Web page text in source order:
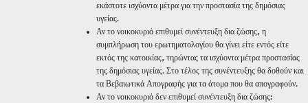
εκάστοτε ισχύοντα μέτρα για την προστασία της δημόσιας
υγείας.
Αν το νοικοκυριό επιθυμεί συνέντευξη δια ζώσης, η
συμπλήρωση του ερωτηματολογίου θα γίνει είτε εντός είτε
εκτός της κατοικίας, τηρώντας τα ισχύοντα μέτρα προστασίας
της δημόσιας υγείας. Στο τέλος της συνέντευξης θα δοθούν και
τα Βεβαιωτικά Απογραφής για τα άτομα που θα απογραφούν.
Αν το νοικοκυριό δεν επιθυμεί συνέντευξη δια ζώσης: